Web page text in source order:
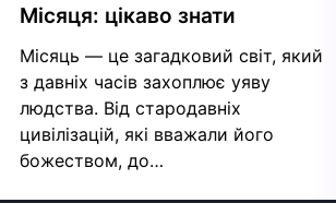
Місяця: цікаво знати
Місяць — це загадковий світ, який
з давніх часів захоплює уяву
людства. Від стародавніх
цивілізацій, які вважали його
божеством, до…